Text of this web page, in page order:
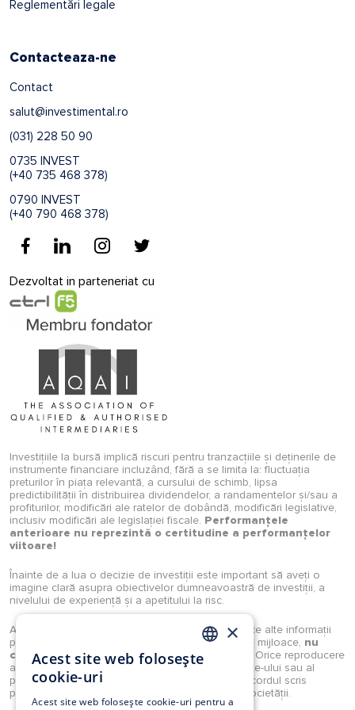
Reglementări legale
Contacteaza-ne
Contact
salut@investimental.ro
(031) 228 50 90
0735 INVEST
(+40 735 468 378)
0790 INVEST
(+40 790 468 378)
Dezvoltat in parteneriat cu
Investițiile la bursă implică riscuri pentru tranzacțiile și deținerile de
instrumente financiare incluzând, fără a se limita la: fluctuația
preturilor în piața relevantă, a cursului de schimb, lipsa
predictibilității în distribuirea dividendelor, a randamentelor și/sau a
profiturilor, modificări ale ratelor de dobândă, modificări legislative,
inclusiv modificări ale legislației fiscale. Performanțele
anterioare nu reprezintă o certitudine a performanțelor
viitoare!
Înainte de a lua o decizie de investiții este important să aveți o
imagine clară asupra obiectivelor dumneavoastră de investiții, a
nivelului de experiență și a apetitului la risc.
Analizele, studiile, opiniile, știrile, prețurile sau orice alte informații
puse la dispoziție de Investimental S.A., prin orice mijloace, nu
constituie recomandări de tranzacționare
. Orice reproducere
a acestora sau a oricărui tip de conținut al website-ului sau al
portalului Investimental sunt strict interzise fără acordul scris
prealabil și explicit al unui reprezentant legal al societății.
ROMANIAN
×
Acest site web folosește
cookie-uri
Acest site web folosește cookie-uri pentru a